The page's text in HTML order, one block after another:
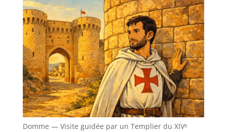
Domme — Visite guidée par un Templier du XIVᵉ